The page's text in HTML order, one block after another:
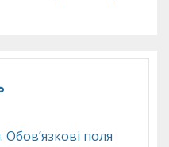
Обов’язкові поля